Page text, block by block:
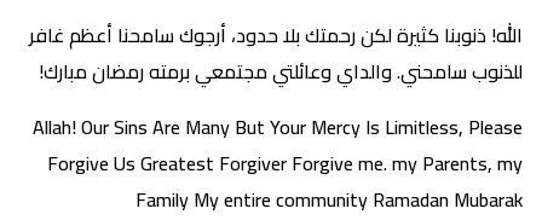
الله! ذنوبنا كثيرة لكن رحمتك بلا حدود، أرجوك سامحنا أعظم غافر
للذنوب سامحني. والداي وعائلتي مجتمعي برمته رمضان مبارك!
Allah! Our Sins Are Many But Your Mercy Is Limitless, Please
Forgive Us Greatest Forgiver Forgive me. my Parents, my
Family My entire community Ramadan Mubarak